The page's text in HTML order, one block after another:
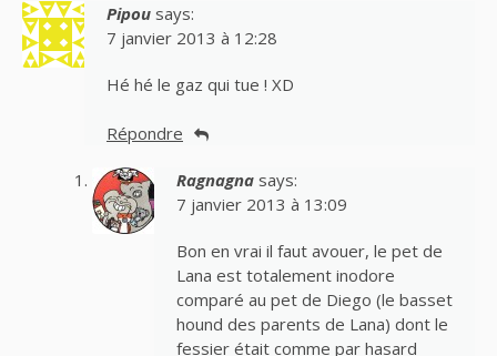
Pipou says:
7 janvier 2013 à 12:28
Hé hé le gaz qui tue ! XD
Répondre
Ragnagna says:
7 janvier 2013 à 13:09
Bon en vrai il faut avouer, le pet de
Lana est totalement inodore
comparé au pet de Diego (le basset
hound des parents de Lana) dont le
fessier était comme par hasard